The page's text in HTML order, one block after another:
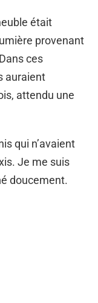
était
provenant
ces
auraient
attendu une
qui n’avaient
Je me suis
doucement.